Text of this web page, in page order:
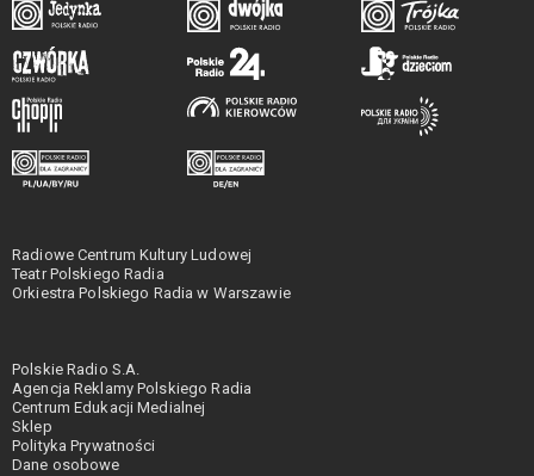
Radiowe Centrum Kultury Ludowej
Teatr Polskiego Radia
Orkiestra Polskiego Radia w Warszawie
Polskie Radio S.A.
Agencja Reklamy Polskiego Radia
Centrum Edukacji Medialnej
Sklep
Polityka Prywatności
Dane osobowe